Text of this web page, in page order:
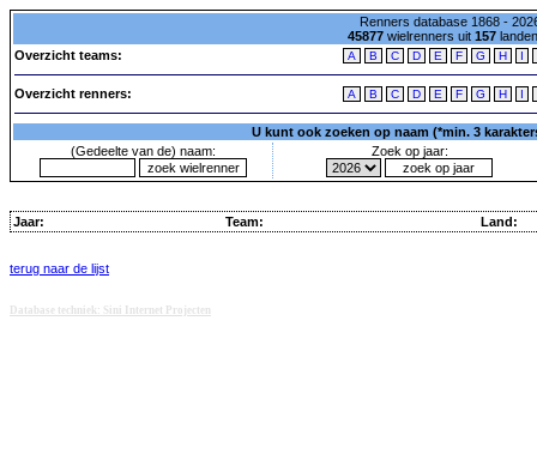
Renners database 1868 -
45877wielrenners uit 157
Overzicht teams:
A B C D E F G H I
Overzicht renners: A B C D E F G H I
U kunt ook zoeken op naam (*min. 3
(Gedeelte van de) naam:
Zoek op jaar:
Jaar: Team: Land:
terug naar de lijst
Database techniek: Sini Internet Projecten